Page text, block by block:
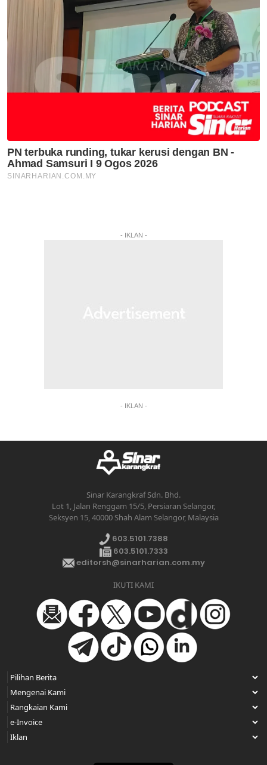
- IKLAN -
- IKLAN -
Sinar Karangkraf Sdn. Bhd.
Lot 1, Jalan Renggam 15/5, Persiaran Selangor,
Seksyen 15, 40000 Shah Alam Selangor, Malaysia
603.5101.7388
603.5101.7333
editorsh@sinarharian.com.my
IKUTI KAMI